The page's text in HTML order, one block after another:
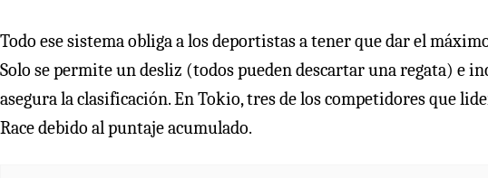
Todo ese sistema obliga a los deportistas a tener que dar el
Solo se permite un desliz (todos pueden descartar una regata) e
asegura la clasificación. En Tokio, tres de los competidores que
Race debido al puntaje acumulado.